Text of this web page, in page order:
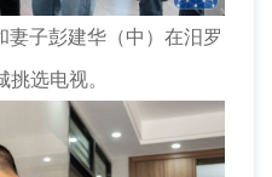
子彭建华（中）在汨罗
选电视。